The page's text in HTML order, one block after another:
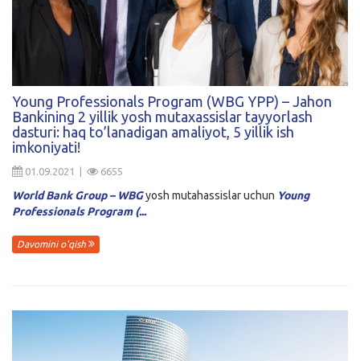
Young Professionals Program (WBG YPP) – Jahon
Bankining 2 yillik yosh mutaxassislar tayyorlash
dasturi: haq to’lanadigan amaliyot, 5 yillik ish
imkoniyati!
01.09.2021 | 6655
World Bank Group – WBGyosh mutahassislar uchun Young
Professionals Program (...
Davomini o'qish